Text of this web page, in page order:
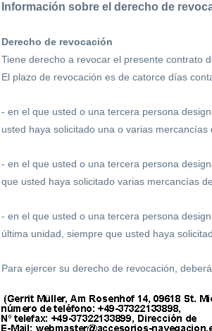
Información sobre el derecho de
Derecho de revocación
Tiene derecho a revocar el presente contrato
El plazo de revocación es de catorce días
- en el que usted o una tercera persona
usted haya solicitado una o varias
- en el que usted o una tercera persona
que usted haya solicitado varias mercancías
- en el que usted o una tercera persona
última unidad, siempre que usted haya
Para ejercer su derecho de revocación,